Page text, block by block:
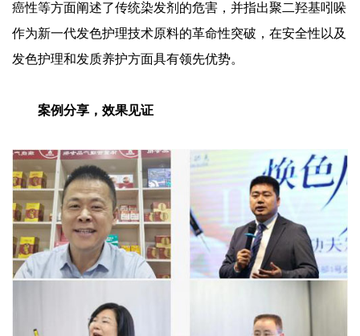
癌性等方面阐述了传统染发剂的危害，并指出聚二羟基吲哚
作为新一代发色护理技术原料的革命性突破，在安全性以及
发色护理和发质养护方面具有领先优势。
案例分享，效果见证